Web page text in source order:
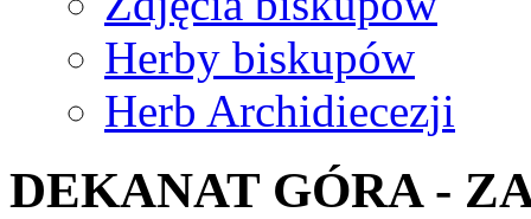
Herby biskupów
Herb Archidiecezji
DEKANAT GÓRA -